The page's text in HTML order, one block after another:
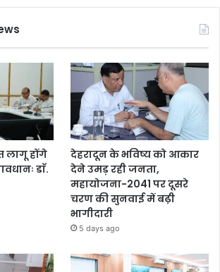
लागू होंगे
डाॅ.
देहरादून के भविष्य को आकार
देने उमड़ रही जनता,
महायोजना-2041 पर दूसरे
चरण की सुनवाई में बढ़ी
भागीदारी
5 days ago